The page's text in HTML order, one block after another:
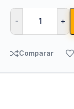
- +
Comparar